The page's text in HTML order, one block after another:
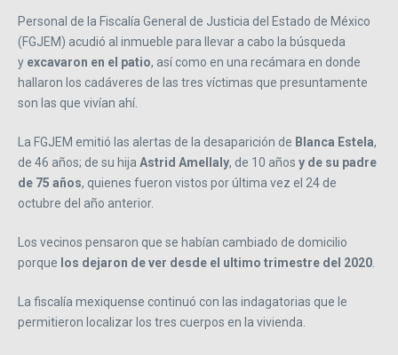
Personal de la Fiscalía General de Justicia del Estado de México
(FGJEM) acudió al inmueble para llevar a cabo la búsqueda
y excavaron en el patio, así como en una recámara en donde
hallaron los cadáveres de las tres víctimas que presuntamente
son las que vivían ahí.
La FGJEM emitió las alertas de la desaparición de Blanca Estela,
de 46 años; de su hija Astrid Amellaly, de 10 años y de su padre
de 75 años, quienes fueron vistos por última vez el 24 de
octubre del año anterior.
Los vecinos pensaron que se habían cambiado de domicilio
porque los dejaron de ver desde el ultimo trimestre del 2020.
La fiscalía mexiquense continuó con las indagatorias que le
permitieron localizar los tres cuerpos en la vivienda.